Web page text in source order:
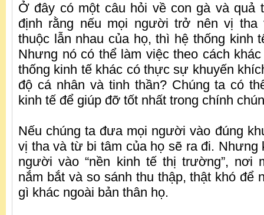
Ở đây có một câu hỏi về con gà và quả
định rằng nếu mọi người trở nên vị
thuộc lẫn nhau của họ, thì hệ thống kinh
Nhưng nó có thể làm việc theo cách
thống kinh tế khác có thực sự khuyến
độ cá nhân và tinh thần? Chúng ta có
kinh tế để giúp đỡ tốt nhất trong chính
Nếu chúng ta đưa mọi người vào đúng
vị tha và từ bi tâm của họ sẽ ra đi. Nhưng
người vào “nền kinh tế thị trường”, nơi
nắm bắt và so sánh thu thập, thật khó để
gì khác ngoài bản thân họ.